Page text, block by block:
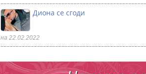
Диона се сгоди
на 22.02.2022